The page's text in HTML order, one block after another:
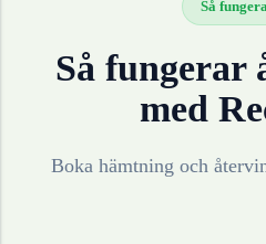
Så
Så fungerar
med
Boka hämtning och